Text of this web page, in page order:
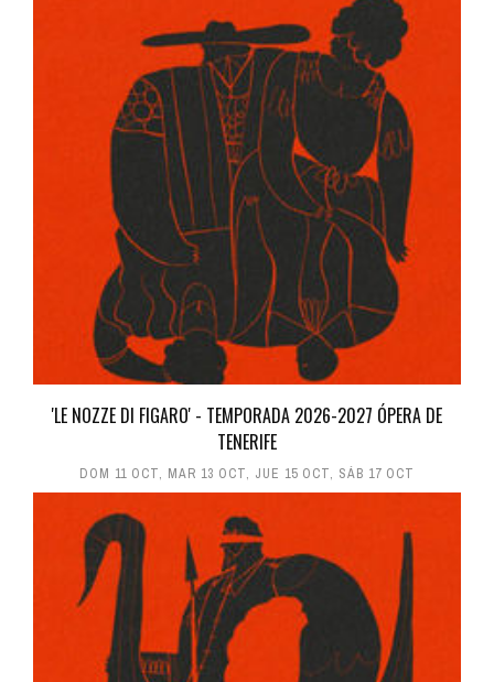
'LE NOZZE DI FIGARO' - TEMPORADA 2026-2027 ÓPERA DE
TENERIFE
DOM 11 OCT, MAR 13 OCT, JUE 15 OCT, SÁB 17 OCT